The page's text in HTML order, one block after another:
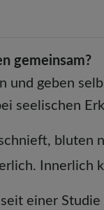
gemeinsam?
und geben
seelischen
bluten
Innerlich
einer